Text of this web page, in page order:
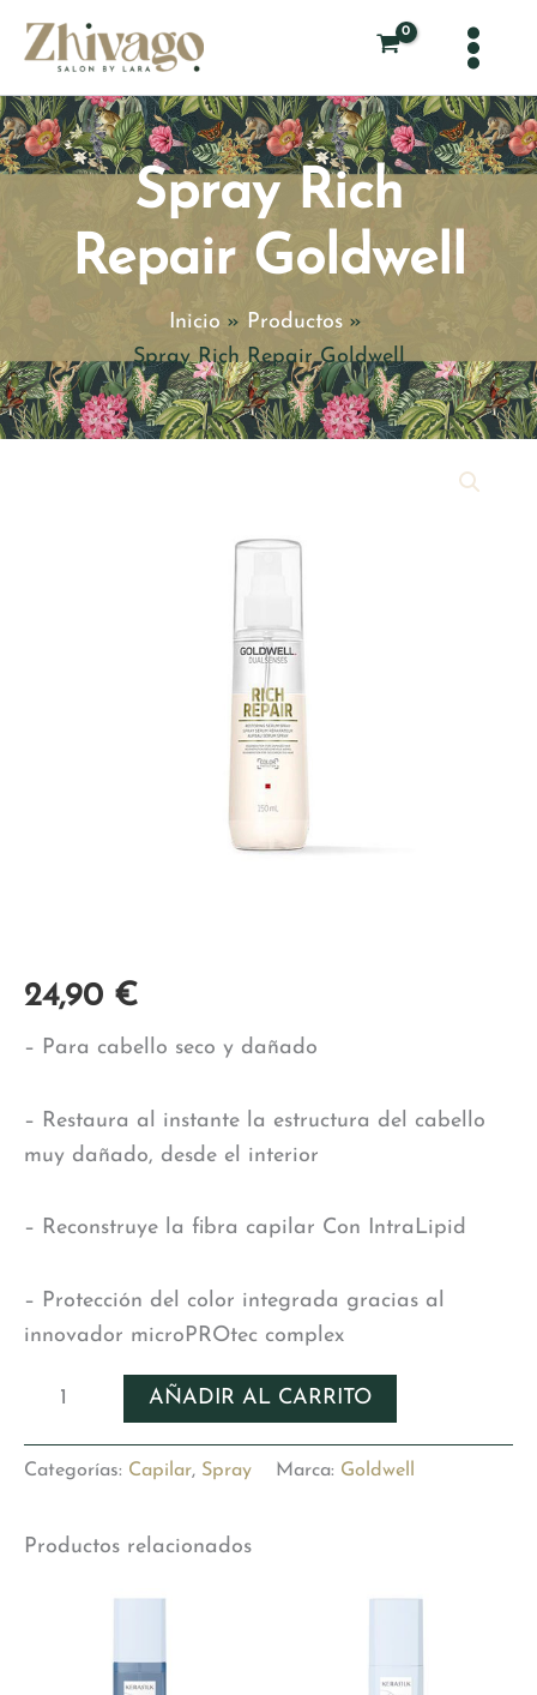
Spray Rich
Repair Goldwell
Inicio
Productos
Spray Rich Repair Goldwell
24,90 €
– Para cabello seco y dañado
– Restaura al instante la estructura del cabello
muy dañado, desde el interior
– Reconstruye la fibra capilar Con IntraLipid
– Protección del color integrada gracias al
innovador microPROtec complex
cantidad
AÑADIR AL CARRITO
Categorías: Capilar, Spray Marca: Goldwell
Productos relacionados